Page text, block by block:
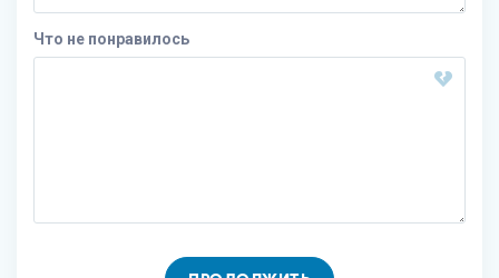
Что не понравилось